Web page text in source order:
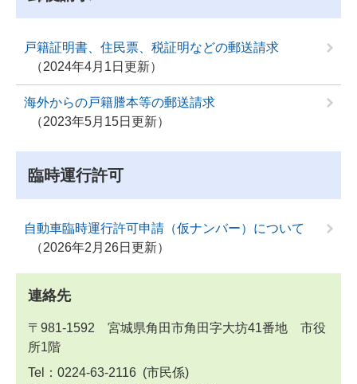
戸籍証明書、住民票、税証明などの郵送請求
2024年4月1日更新
海外からの戸籍謄本等の郵送請求
2023年5月15日更新
臨時運行許可
自動車臨時運行許可申請（仮ナンバー）について
2026年2月26日更新
連絡先
〒981-1592 宮城県角田市角田字大坊41番地 市役
所1階
Tel：0224-63-2116
市民係